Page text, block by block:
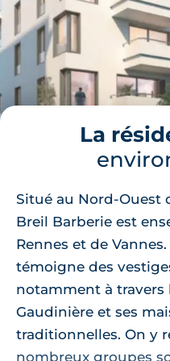
La
Situé au Nord-Ouest
Breil Barberie est
Rennes et de
témoigne des
notamment à travers
Gaudinière et ses
traditionnelles. On y
nombreux groupes